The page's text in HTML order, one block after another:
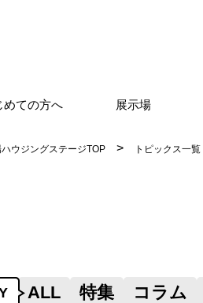
めての方へ 展示場
ウジングステージTOP トピックス一覧
ALL 特集 コラム